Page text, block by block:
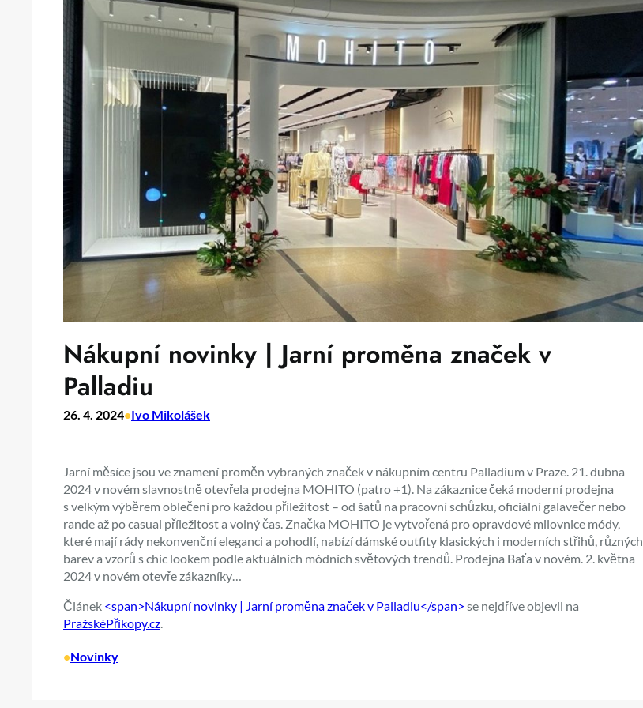
Nákupní novinky | Jarní proměna značek v
Palladiu
26. 4. 2024•Ivo Mikolášek
Jarní měsíce jsou ve znamení proměn vybraných značek v nákupním centru Palladium v Praze. 21. dubna
2024 v novém slavnostně otevřela prodejna MOHITO (patro +1). Na zákaznice čeká moderní prodejna
s velkým výběrem oblečení pro každou příležitost – od šatů na pracovní schůzku, oficiální galavečer nebo
rande až po casual příležitost a volný čas. Značka MOHITO je vytvořená pro opravdové milovnice módy,
které mají rády nekonvenční eleganci a pohodlí, nabízí dámské outfity klasických i moderních střihů, různých
barev a vzorů s chic lookem podle aktuálních módních světových trendů. Prodejna Baťa v novém. 2. května
2024 v novém otevře zákazníky…
Článek <span>Nákupní novinky | Jarní proměna značek v Palladiu</span> se nejdříve objevil na
PražskéPříkopy.cz.
•Novinky